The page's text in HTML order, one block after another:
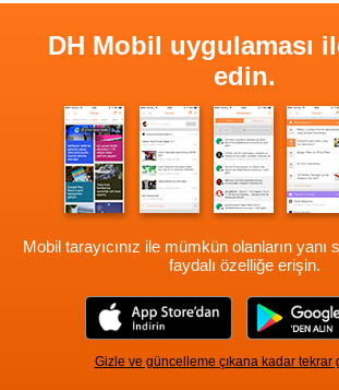
DH Mobil uygulaması
edin.
Mobil tarayıcınız ile mümkün olanların yanı
faydalı özelliğe erişin.
Gizle ve güncelleme çıkana kadar tekrar